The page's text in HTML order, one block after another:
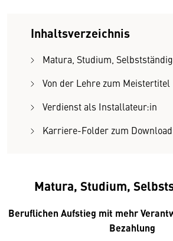
Inhaltsverzeichnis
Matura, Studium,
Von der Lehre zum Meistertitel
Verdienst als Installateur:in
Karriere-Folder zum Download
Matura, Studium,
Beruflichen Aufstieg mit mehr
Bezahlung